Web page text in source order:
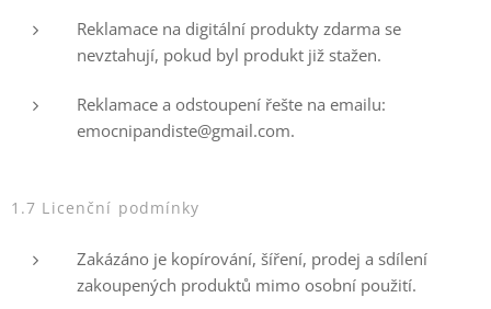
Reklamace na digitální produkty zdarma se
nevztahují, pokud byl produkt již stažen.
Reklamace a odstoupení řešte na emailu:
emocnipandiste@gmail.com.
1.7 Licenční podmínky
Zakázáno je kopírování, šíření, prodej a sdílení
zakoupených produktů mimo osobní použití.